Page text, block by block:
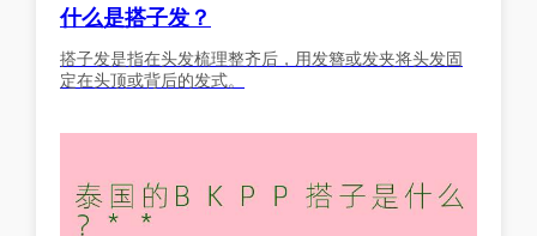
什么是搭子发？
搭子发是指在头发梳理整齐后，用发簪或发夹将头发固
定在头顶或背后的发式。